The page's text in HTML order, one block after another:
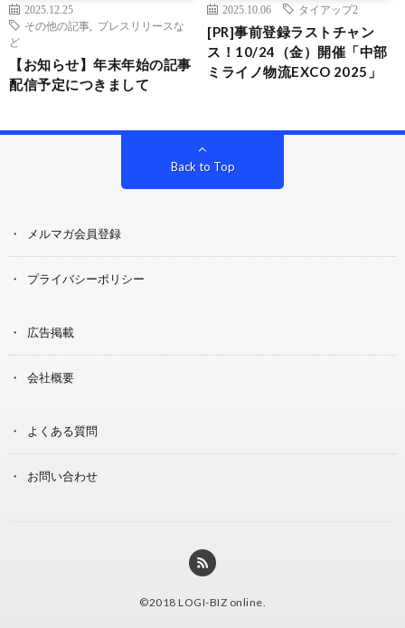
2025.12.25
その他の記事
プレスリリースな
ど
【お知らせ】年末年始の記事
配信予定につきまして
2025.10.06 タイアップ2
[PR]事前登録ラストチャン
ス！10/24（金）開催「中部
ミライノ物流EXCO 2025」
Back to Top
メルマガ会員登録
プライバシーポリシー
広告掲載
会社概要
よくある質問
お問い合わせ
©2018 LOGI-BIZ online